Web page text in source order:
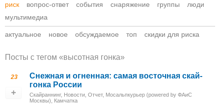
риск вопрос-ответ события снаряжение группы
люди
мультимедиа
актуальное новое обсуждаемое топ скидки для риска
Посты c тегом «высотная гонка»
23
Снежная и огненная: самая восточная скай-
гонка России
Скайраннинг, Новости Отчет, Мосальпкурьер (powered by ФАиС
Москвы)
Камчатка